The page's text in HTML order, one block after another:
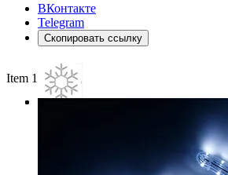
ВКонтакте
Telegram
Скопировать ссылку
Item 1 of 3